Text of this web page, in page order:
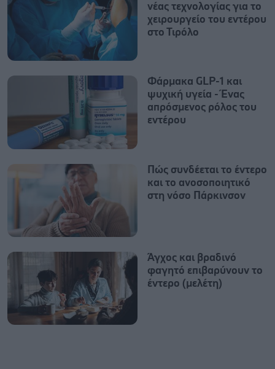
νέας τεχνολογίας για το
χειρουργείο του εντέρου
στο Τιρόλο
Φάρμακα GLP-1 και
ψυχική υγεία - Ένας
απρόσμενος ρόλος του
εντέρου
Πώς συνδέεται το έντερο
και το ανοσοποιητικό
στη νόσο Πάρκινσον
Άγχος και βραδινό
φαγητό επιβαρύνουν το
έντερο (μελέτη)